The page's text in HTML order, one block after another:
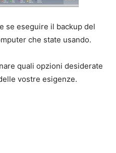
se eseguire il backup del
che state usando.
quali opzioni desiderate
vostre esigenze.